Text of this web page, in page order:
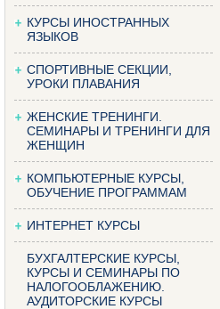
КУРСЫ ИНОСТРАННЫХ
ЯЗЫКОВ
СПОРТИВНЫЕ СЕКЦИИ,
УРОКИ ПЛАВАНИЯ
ЖЕНСКИЕ ТРЕНИНГИ.
СЕМИНАРЫ И ТРЕНИНГИ ДЛЯ
ЖЕНЩИН
КОМПЬЮТЕРНЫЕ КУРСЫ,
ОБУЧЕНИЕ ПРОГРАММАМ
ИНТЕРНЕТ КУРСЫ
БУХГАЛТЕРСКИЕ КУРСЫ,
КУРСЫ И СЕМИНАРЫ ПО
НАЛОГООБЛАЖЕНИЮ.
АУДИТОРСКИЕ КУРСЫ